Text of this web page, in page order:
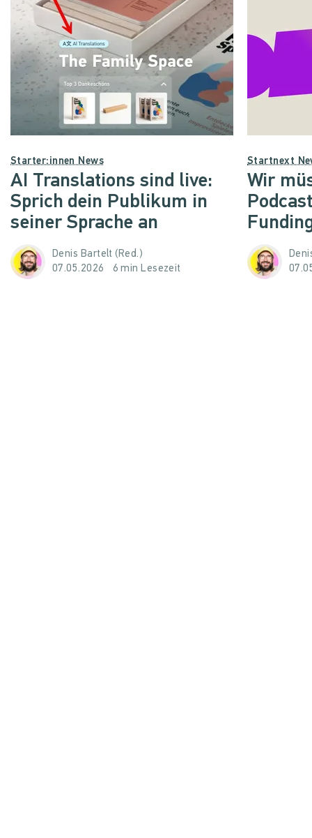
Starter:innen News
AI Translations sind live:
Sprich dein Publikum in
seiner Sprache an
Denis Bartelt (Red.)
07.05.2026
6 min Lesezeit
Startnext
Wir